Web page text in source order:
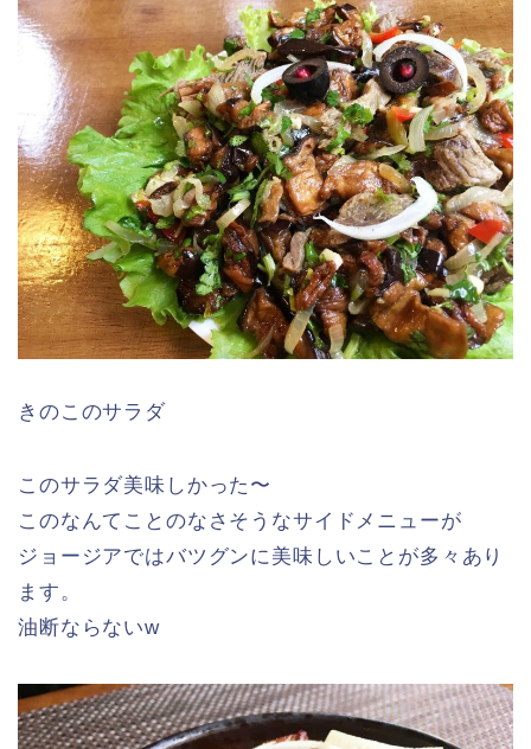
きのこのサラダ
このサラダ美味しかった〜
このなんてことのなさそうなサイドメニューが
ジョージアではバツグンに美味しいことが多々あり
ます。
油断ならないw